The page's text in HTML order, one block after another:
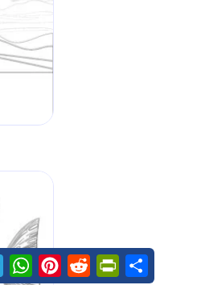
TelegramWhatsAppPinterestRedditPrintFriendly